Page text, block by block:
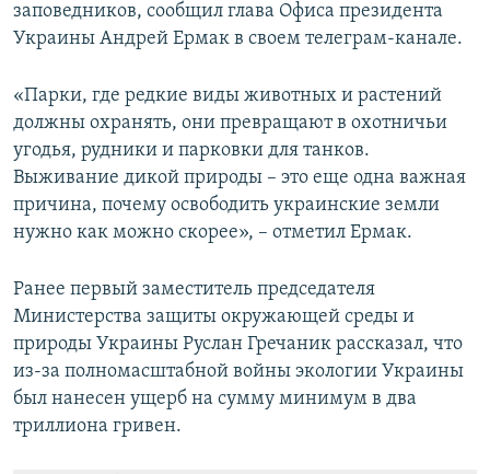
заповедников, сообщил глава Офиса президента
Украины Андрей Ермак в своем телеграм-канале.
«Парки, где редкие виды животных и растений
должны охранять, они превращают в охотничьи
угодья, рудники и парковки для танков.
Выживание дикой природы – это еще одна важная
причина, почему освободить украинские земли
нужно как можно скорее», – отметил Ермак.
Ранее первый заместитель председателя
Министерства защиты окружающей среды и
природы Украины Руслан Гречаник рассказал, что
из-за полномасштабной войны экологии Украины
был нанесен ущерб на сумму минимум в два
триллиона гривен.